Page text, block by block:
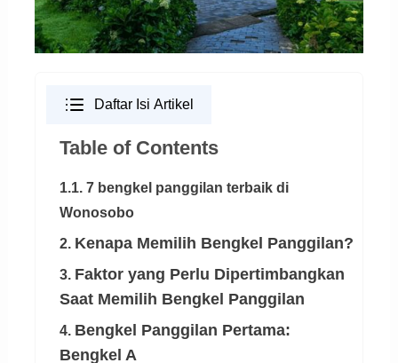
Daftar Isi Artikel
Table of Contents
1.1. 7 bengkel panggilan terbaik di
Wonosobo
2. Kenapa Memilih Bengkel Panggilan?
3. Faktor yang Perlu Dipertimbangkan
Saat Memilih Bengkel Panggilan
4. Bengkel Panggilan Pertama:
Bengkel A